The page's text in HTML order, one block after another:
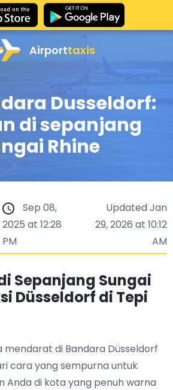
Airporttaxis
Dusseldorf:
di sepanjang
Rhine
Sep 08,
2025 at 12:28
PM
Updated Jan
29, 2026 at 10:12
AM
Sepanjang Sungai
Düsseldorf di Tepi
mendarat di Bandara Düsseldorf
cara yang sempurna untuk
Anda di kota yang penuh warna